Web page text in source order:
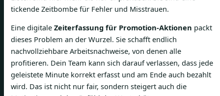
tickende Zeitbombe für Fehler und Misstrauen.
Eine digitale Zeiterfassung für Promotion-Aktionen packt
dieses Problem an der Wurzel. Sie schafft endlich
nachvollziehbare Arbeitsnachweise, von denen alle
profitieren. Dein Team kann sich darauf verlassen, dass jede
geleistete Minute korrekt erfasst und am Ende auch bezahlt
wird. Das ist nicht nur fair, sondern steigert auch die